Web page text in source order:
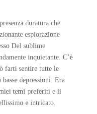
duratura che
esplorazione
Del sublime
inquietante. C’è
farti sentire tutte le
depressioni. Era
temi preferiti e li
e intricato.